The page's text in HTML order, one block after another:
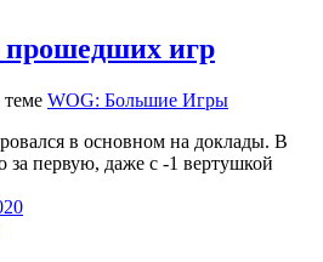
прошедших игр
WOG: Большие Игры
в основном на доклады. В
за первую, даже с -1 вертушкой